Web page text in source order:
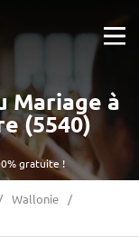
gratuite !
Mariage à
(5540)
Wallonie